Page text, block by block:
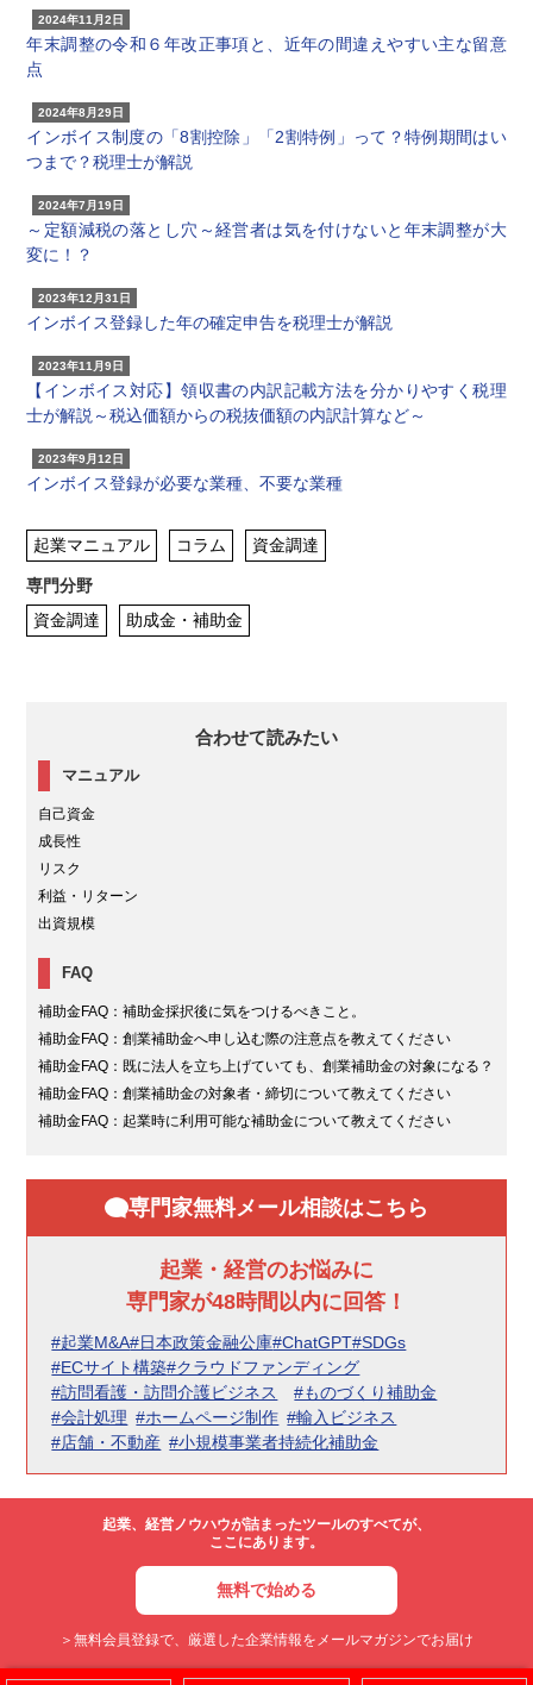
2024年11月2日
年末調整の令和６年改正事項と、近年の間違えやすい主な留意
点
2024年8月29日
インボイス制度の「8割控除」「2割特例」って？特例期間はい
つまで？税理士が解説
2024年7月19日
～定額減税の落とし穴～経営者は気を付けないと年末調整が大
変に！？
2023年12月31日
インボイス登録した年の確定申告を税理士が解説
2023年11月9日
【インボイス対応】領収書の内訳記載方法を分かりやすく税理
士が解説～税込価額からの税抜価額の内訳計算など～
2023年9月12日
インボイス登録が必要な業種、不要な業種
起業マニュアル コラム 資金調達
専門分野
資金調達
助成金・補助金
合わせて読みたい
マニュアル
自己資金
成長性
リスク
利益・リターン
出資規模
FAQ
補助金FAQ：補助金採択後に気をつけるべきこと。
補助金FAQ：創業補助金へ申し込む際の注意点を教えてください
補助金FAQ：既に法人を立ち上げていても、創業補助金の対象になる？
補助金FAQ：創業補助金の対象者・締切について教えてください
補助金FAQ：起業時に利用可能な補助金について教えてください
専門家無料メール相談はこちら
起業・経営のお悩みに
専門家が48時間以内に回答！
#起業M&A#日本政策金融公庫#ChatGPT#SDGs
#ECサイト構築#クラウドファンディング
#訪問看護・訪問介護ビジネス
#ものづくり補助金
#会計処理 #ホームページ制作 #輸入ビジネス
#店舗・不動産 #小規模事業者持続化補助金
起業、経営ノウハウが詰まったツールのすべてが、
ここにあります。
無料で始める
＞無料会員登録で、厳選した企業情報をメールマガジンでお届け